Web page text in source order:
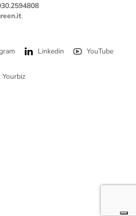
Linkedin YouTube
Yourbiz